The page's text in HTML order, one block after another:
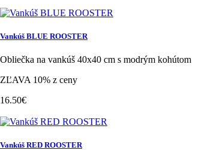
Vankúš BLUE ROOSTER
Obliečka na vankúš 40x40 cm s modrým kohútom
ZĽAVA 10% z ceny
16.50€
Vankúš RED ROOSTER